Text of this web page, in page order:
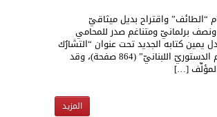
“الطائف” واقتراح بديل ميثاقيّ
برلمانيّ ومتناغم صدر للمحامي
يمين كتابه الجديد تحت عنوان “التشَارُك
في النظام الدستوريّ اللبنانيّ” (864 صفحة)، وقد
[…]
المزيد